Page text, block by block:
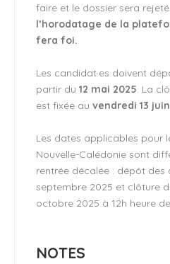
faire et le dossier sera
l’horodatage de la
fera foi.
Les candidat·es doivent
partir du 12 mai 2025. La
est fixée au vendredi 13
Les dates applicables pour
Nouvelle-Calédonie sont
rentrée décalée : dépôt des
septembre 2025 et clôture
octobre 2025 à 12h heure
NOTES